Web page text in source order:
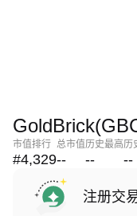
市值排行
#4,329
总市值
--
历史最高
--
历
--
注册交